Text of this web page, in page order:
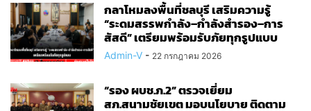
กลาโหมลงพื้นที่ชลบุรี เสริมความรู้
“ระดมสรรพกำลัง–กำลังสำรอง–การ
สัสดี” เตรียมพร้อมรับภัยทุกรูปแบบ
Admin-V - 22 กรกฎาคม 2026
“รอง ผบช.ภ.2” ตรวจเยี่ยม
สภ.สนามชัยเขต มอบนโยบาย ติดตาม